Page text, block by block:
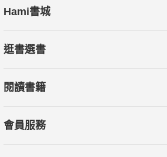
．尼采的文字，讓他學會直面痛苦，甚至
為了讓更多人也能透過
高明煥在書中無私公開了自己的祕訣——
．不是要拚快、拚量，每天只要10分鐘，
Hami書城
逛書選書
閱讀書籍
會員服務